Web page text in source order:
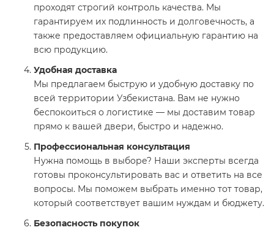
проходят строгий контроль качества. Мы
гарантируем их подлинность и долговечность, а
также предоставляем официальную гарантию на
всю продукцию.
Удобная доставка
Мы предлагаем быструю и удобную доставку по
всей территории Узбекистана. Вам не нужно
беспокоиться о логистике — мы доставим товар
прямо к вашей двери, быстро и надежно.
Профессиональная консультация
Нужна помощь в выборе? Наши эксперты всегда
готовы проконсультировать вас и ответить на все
вопросы. Мы поможем выбрать именно тот товар,
который соответствует вашим нуждам и бюджету.
Безопасность покупок